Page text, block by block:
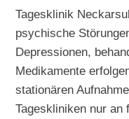
Tagesklinik
psychische
Depressionen,
Medikamente
stationären
Tageskliniken nur an